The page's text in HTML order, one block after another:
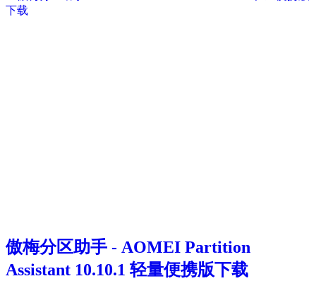
傲梅分区助手 - AOMEI Partition
Assistant 10.10.1 轻量便携版下载